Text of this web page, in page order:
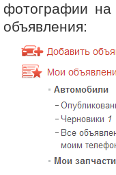
фотографии на
объявления: